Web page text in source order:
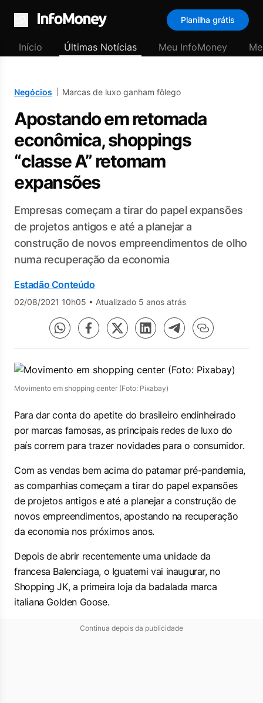
Menu
Planilha grátis
Início Últimas Notícias Meu InfoMoney
Negócios Marcas de luxo ganham fôlego
Apostando em retomada
econômica, shoppings
“classe A” retomam
expansões
Empresas começam a tirar do papel expansões
de projetos antigos e até a planejar a
construção de novos empreendimentos de olho
numa recuperação da economia
Estadão Conteúdo
02/08/2021 10h05 • Atualizado 5 anos atrás
Movimento em shopping center (Foto: Pixabay)
Para dar conta do apetite do brasileiro endinheirado
por marcas famosas, as principais redes de luxo do
país correm para trazer novidades para o consumidor.
Com as vendas bem acima do patamar pré-pandemia,
as companhias começam a tirar do papel expansões
de projetos antigos e até a planejar a construção de
novos empreendimentos, apostando na recuperação
da economia nos próximos anos.
Depois de abrir recentemente uma unidade da
francesa Balenciaga, o Iguatemi vai inaugurar, no
Shopping JK, a primeira loja da badalada marca
italiana Golden Goose.
Continua depois da publicidade